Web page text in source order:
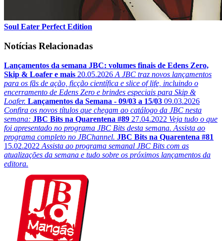
Soul Eater Perfect Edition
Notícias Relacionadas
Lançamentos da semana JBC: volumes finais de Edens Zero,
Skip & Loafer e mais 20.05.2026 A JBC traz novos lançamentos
para os fãs de ação, ficção científica e slice of life, incluindo o
encerramento de Edens Zero e brindes especiais para Skip &
Loafer. Lançamentos da Semana - 09/03 a 15/03 09.03.2026
Confira os novos títulos que chegam ao catálogo da JBC nesta
semana: JBC Bits na Quarentena #89 27.04.2022 Veja tudo o que
foi apresentado no programa JBC Bits desta semana. Assista ao
programa completo no JBChannel. JBC Bits na Quarentena #81
15.02.2022 Assista ao programa semanal JBC Bits com as
atualizações da semana e tudo sobre os próximos lançamentos da
editora.